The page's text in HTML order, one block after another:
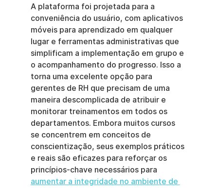
A plataforma foi projetada para a
conveniência do usuário, com aplicativos
móveis para aprendizado em qualquer
lugar e ferramentas administrativas que
simplificam a implementação em grupo e
o acompanhamento do progresso. Isso a
torna uma excelente opção para
gerentes de RH que precisam de uma
maneira descomplicada de atribuir e
monitorar treinamentos em todos os
departamentos. Embora muitos cursos
se concentrem em conceitos de
conscientização, seus exemplos práticos
e reais são eficazes para reforçar os
princípios-chave necessários para
aumentar a integridade no ambiente de